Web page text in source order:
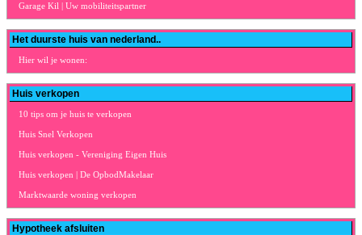
Garage Kil | Uw mobiliteitspartner
Het duurste huis van nederland..
Hier wil je wonen:
Huis verkopen
10 tips om je huis te verkopen
Huis Snel Verkopen
Huis verkopen - Vereniging Eigen Huis
Huis verkopen | De OpbodMakelaar
Marktwaarde woning verkopen
Hypotheek afsluiten